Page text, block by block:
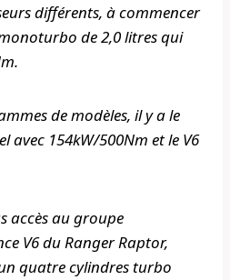
différents, à commencer
de 2,0 litres qui
de modèles, il y a le
avec 154kW/500Nm et le V6
accès au groupe
V6 du Ranger Raptor,
quatre cylindres turbo